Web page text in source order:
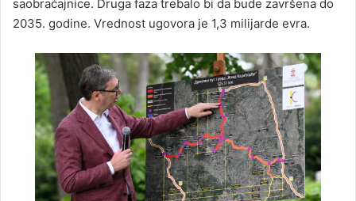
saobraćajnice. Druga faza trebalo bi da bude završena do
2035. godine. Vrednost ugovora je 1,3 milijarde evra.